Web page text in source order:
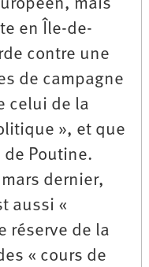
mais
en Île-de-
contre une
de campagne
celui de la
», et que
Poutine.
dernier,
aussi «
réserve de la
« cours de